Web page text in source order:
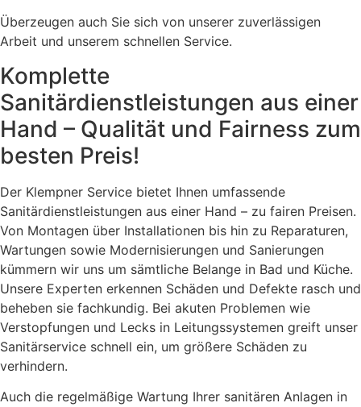
Überzeugen auch Sie sich von unserer zuverlässigen
Arbeit und unserem schnellen Service.
Komplette
Sanitärdienstleistungen aus einer
Hand – Qualität und Fairness zum
besten Preis!
Der Klempner Service bietet Ihnen umfassende
Sanitärdienstleistungen aus einer Hand – zu fairen Preisen.
Von Montagen über Installationen bis hin zu Reparaturen,
Wartungen sowie Modernisierungen und Sanierungen
kümmern wir uns um sämtliche Belange in Bad und Küche.
Unsere Experten erkennen Schäden und Defekte rasch und
beheben sie fachkundig. Bei akuten Problemen wie
Verstopfungen und Lecks in Leitungssystemen greift unser
Sanitärservice schnell ein, um größere Schäden zu
verhindern.
Auch die regelmäßige Wartung Ihrer sanitären Anlagen in